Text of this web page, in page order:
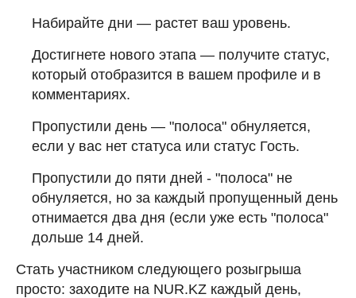
Набирайте дни — растет ваш уровень.
Достигнете нового этапа — получите статус,
который отобразится в вашем профиле и в
комментариях.
Пропустили день — "полоса" обнуляется,
если у вас нет статуса или статус Гость.
Пропустили до пяти дней - "полоса" не
обнуляется, но за каждый пропущенный день
отнимается два дня (если уже есть "полоса"
дольше 14 дней.
Стать участником следующего розыгрыша
просто: заходите на NUR.KZ каждый день,